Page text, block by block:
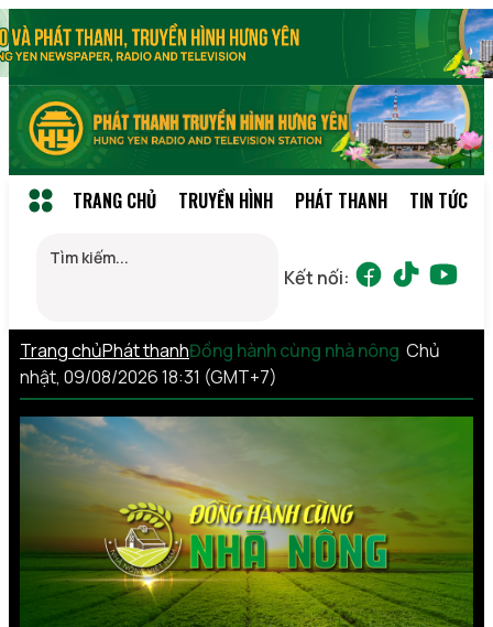
TRANG CHỦ TRUYỀN HÌNH PHÁT THANH TIN TỨC
Kết nối:
Trang chủPhát thanhĐồng hành cùng nhà nông Chủ
nhật, 09/08/2026 18:31 (GMT+7)